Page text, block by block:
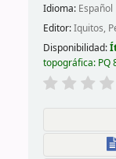
Idioma: Español
Editor:Iquitos,
Disponibilidad:
topográfica: PQ